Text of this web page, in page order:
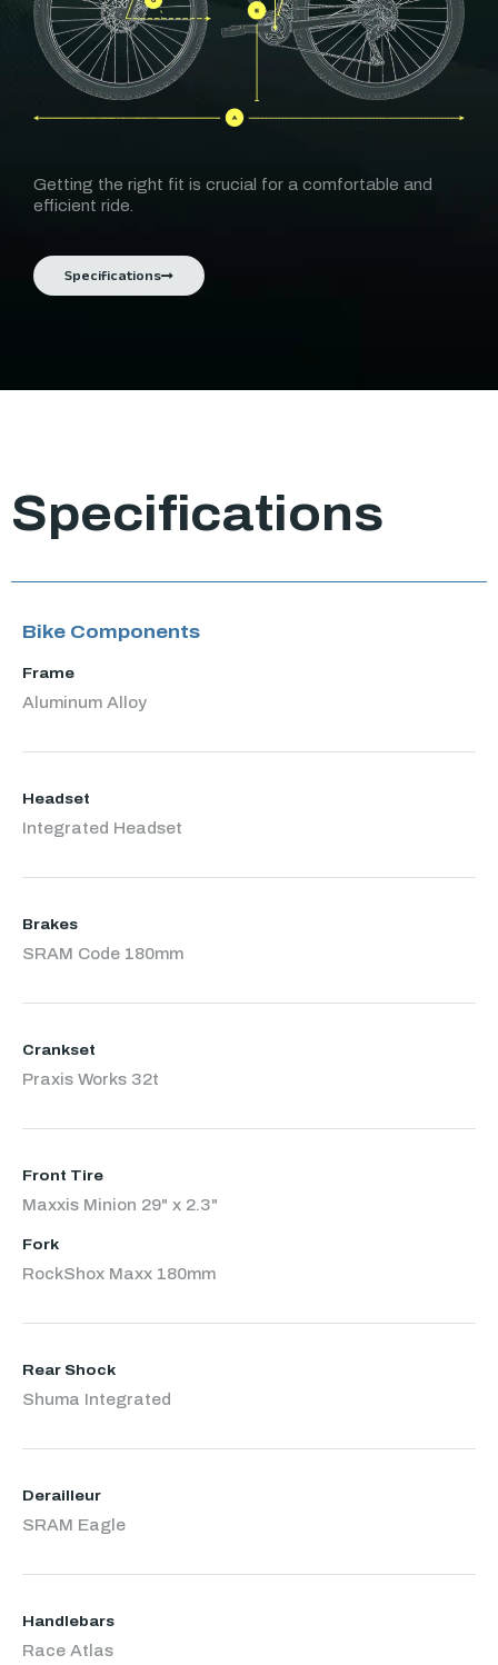
Getting the right fit is crucial for a comfortable and
efficient ride.
Specifications
Specifications
Bike Components
Frame
Aluminum Alloy
Headset
Integrated Headset
Brakes
SRAM Code 180mm
Crankset
Praxis Works 32t
Front Tire
Maxxis Minion 29" x 2.3"
Fork
RockShox Maxx 180mm
Rear Shock
Shuma Integrated
Derailleur
SRAM Eagle
Handlebars
Race Atlas